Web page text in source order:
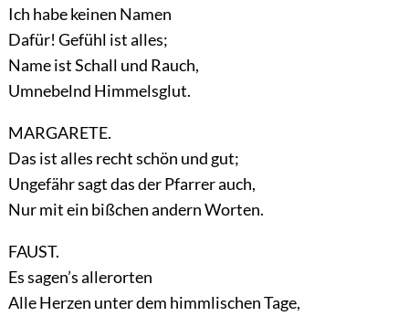
Ich habe keinen Namen
Dafür! Gefühl ist alles;
Name ist Schall und Rauch,
Umnebelnd Himmelsglut.
MARGARETE.
Das ist alles recht schön und gut;
Ungefähr sagt das der Pfarrer auch,
Nur mit ein bißchen andern Worten.
FAUST.
Es sagen’s allerorten
Alle Herzen unter dem himmlischen Tage,